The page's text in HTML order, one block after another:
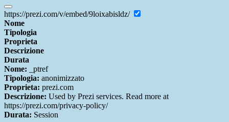
https://prezi.com/v/embed/9loixabisldz/
Nome
Tipologia
Proprieta
Descrizione
Durata
Nome: _ptref
Tipologia: anonimizzato
Proprieta: prezi.com
Descrizione: Used by Prezi services. Read more at
https://prezi.com/privacy-policy/
Durata: Session